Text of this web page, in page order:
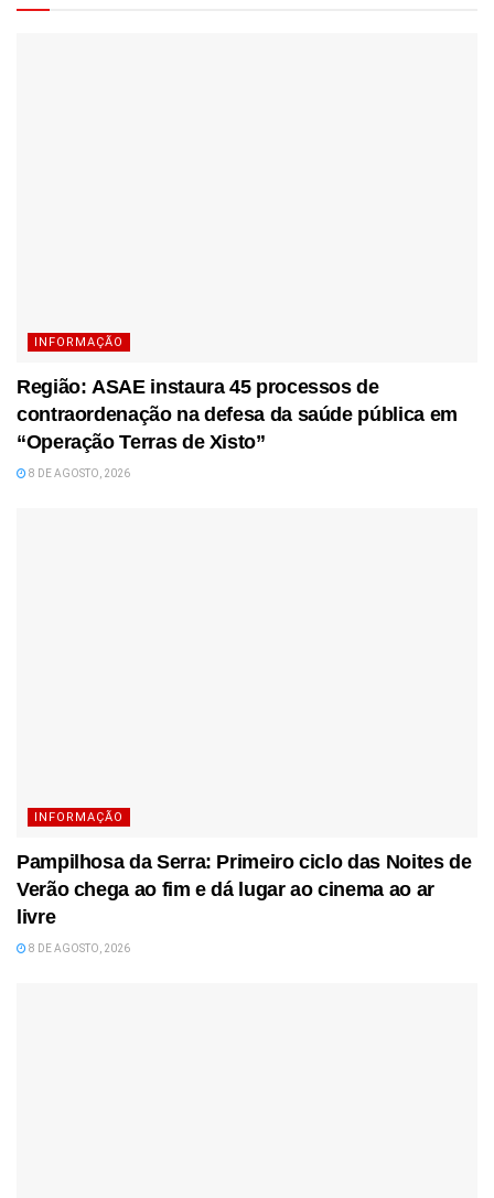
INFORMAÇÃO
Região: ASAE instaura 45 processos de
contraordenação na defesa da saúde pública em
“Operação Terras de Xisto”
8 DE AGOSTO, 2026
INFORMAÇÃO
Pampilhosa da Serra: Primeiro ciclo das Noites de
Verão chega ao fim e dá lugar ao cinema ao ar
livre
8 DE AGOSTO, 2026